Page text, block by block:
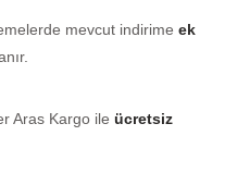
mevcut indirime ek
Aras Kargo ile ücretsiz